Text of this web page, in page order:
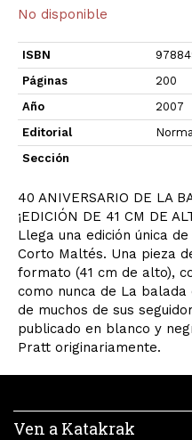
No disponible
ISBN
Páginas
200
Año
2007
Editorial
Sección
40 ANIVERSARIO DE LA
¡EDICIÓN DE 41 CM DE
Llega una edición única
Corto Maltés. Una pieza
formato (41 cm de alto),
como nunca de La
de muchos de sus
publicado en blanco y
Pratt originariamente.
Ven a Katakrak